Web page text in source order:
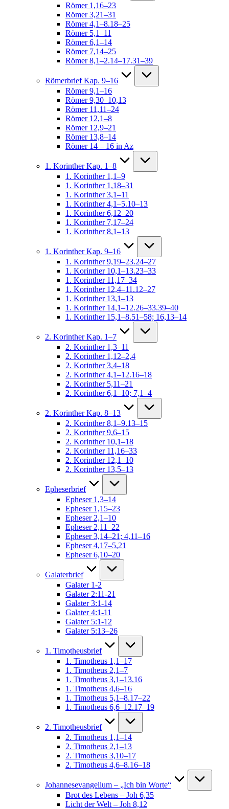
Römer 1,16–23
Römer 3,21–31
Römer 4,1–8.18–25
Römer 5,1–11
Römer 6,1–14
Römer 7,14–25
Römer 8,1–2.14–17.31–39
Römerbrief Kap. 9–16
Römer 9,1–16
Römer 9,30–10,13
Römer 11,11–24
Römer 12,1–8
Römer 12,9–21
Römer 13,8–14
Römer 14 – 16 in Az
1. Korinther Kap. 1–8
1. Korinther 1,1–9
1. Korinther 1,18–31
1. Korinther 3,1–11
1. Korinther 4,1–5.10–13
1. Korinther 6,12–20
1. Korinther 7,17–24
1. Korinther 8,1–13
1. Korinther Kap. 9–16
1. Korinther 9,19–23.24–27
1. Korinther 10,1–13.23–33
1. Korinther 11,17–34
1. Korinther 12,4–11.12–27
1. Korinther 13,1–13
1. Korinther 14,1–12.26–33.39–40
1. Korinther 15,1–8.51–58; 16,13–14
2. Korinther Kap. 1–7
2. Korinther 1,3–11
2. Korinther 1,12–2,4
2. Korinther 3,4–18
2. Korinther 4,1–12.16–18
2. Korinther 5,11–21
2. Korinther 6,1–10; 7,1–4
2. Korinther Kap. 8–13
2. Korinther 8,1–9.13–15
2. Korinther 9,6–15
2. Korinther 10,1–18
2. Korinther 11,16–33
2. Korinther 12,1–10
2. Korinther 13,5–13
Epheserbrief
Epheser 1,3–14
Epheser 1,15–23
Epheser 2,1–10
Epheser 2,11–22
Epheser 3,14–21; 4,11–16
Epheser 4,17–5,21
Epheser 6,10–20
Galaterbrief
Galater 1-2
Galater 2:11-21
Galater 3:1-14
Galater 4:1-11
Galater 5:1-12
Galater 5:13–26
1. Timotheusbrief
1. Timotheus 1,1–17
1. Timotheus 2,1–7
1. Timotheus 3,1–13.16
1. Timotheus 4,6–16
1. Timotheus 5,1–8.17–22
1. Timotheus 6,6–12.17–19
2. Timotheusbrief
2. Timotheus 1,1–14
2. Timotheus 2,1–13
2. Timotheus 3,10–17
2. Timotheus 4,6–8.16–18
Johannesevangelium – „Ich bin Worte“
Brot des Lebens – Joh 6,35
Licht der Welt – Joh 8,12